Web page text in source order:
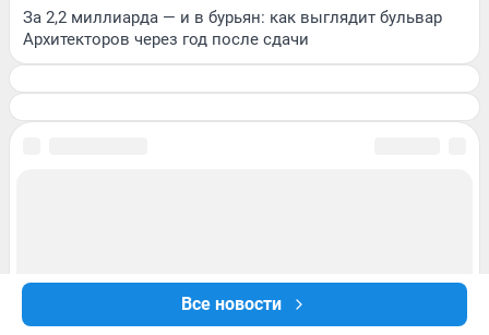
Все новости
За 2,2 миллиарда — и в бурьян: как выглядит бульвар
Архитекторов через год после сдачи